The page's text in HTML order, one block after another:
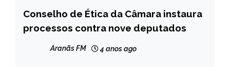
BRASIL
NOTÍCIAS
Conselho de Ética da Câmara instaura
processos contra nove deputados
Aranãs FM 4 anos ago